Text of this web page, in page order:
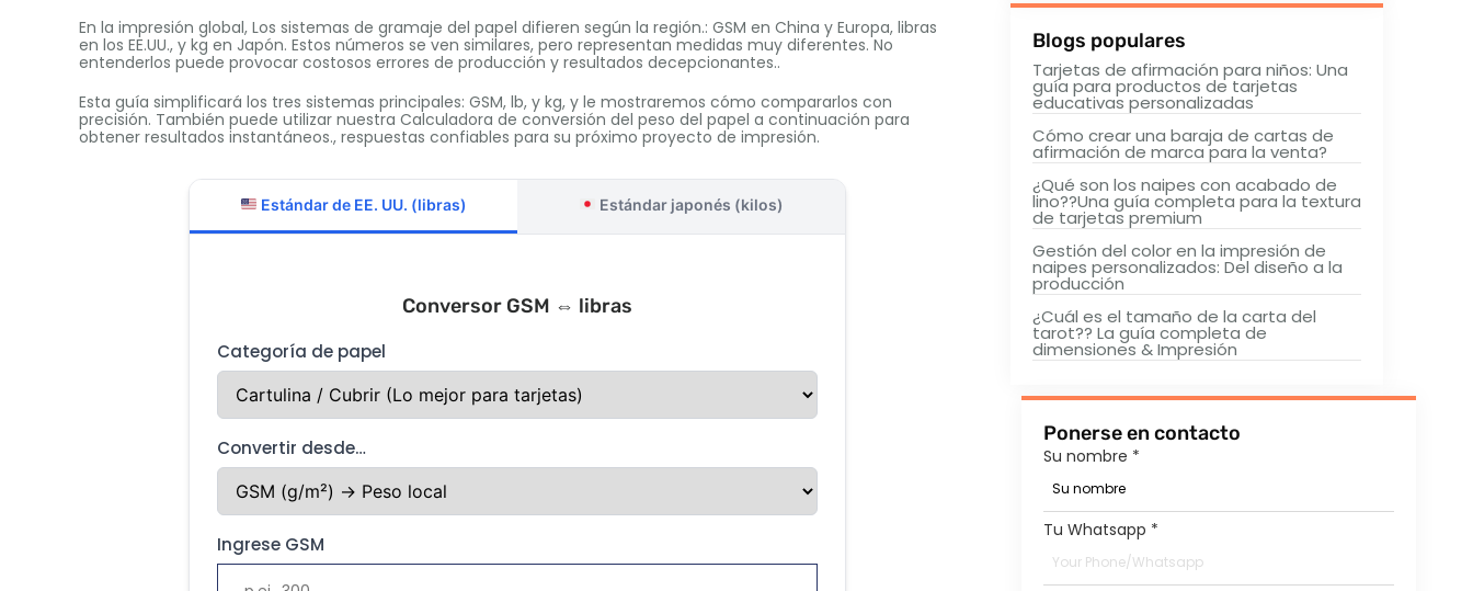
En la impresión global, Los sistemas de gramaje del papel difieren según la región.: GSM en China y Europa, libras
en los EE.UU., y kg en Japón. Estos números se ven similares, pero representan medidas muy diferentes. No
entenderlos puede provocar costosos errores de producción y resultados decepcionantes..
Esta guía simplificará los tres sistemas principales: GSM, lb, y kg, y le mostraremos cómo compararlos con
precisión. También puede utilizar nuestra Calculadora de conversión del peso del papel a continuación para
obtener resultados instantáneos., respuestas confiables para su próximo proyecto de impresión.
Estándar de EE. UU. (libras) Estándar japonés (kilos)
Conversor GSM ⇔ libras
Categoría de papel
Convertir desde…
Ingrese GSM
Blogs populares
Tarjetas de afirmación para niños: Una
guía para productos de tarjetas
educativas personalizadas
Cómo crear una baraja de cartas de
afirmación de marca para la venta?
¿Qué son los naipes con acabado de
lino??Una guía completa para la textura
de tarjetas premium
Gestión del color en la impresión de
naipes personalizados: Del diseño a la
producción
¿Cuál es el tamaño de la carta del
tarot?? La guía completa de
dimensiones & Impresión
Ponerse en contacto
Su nombre *
Tu Whatsapp *